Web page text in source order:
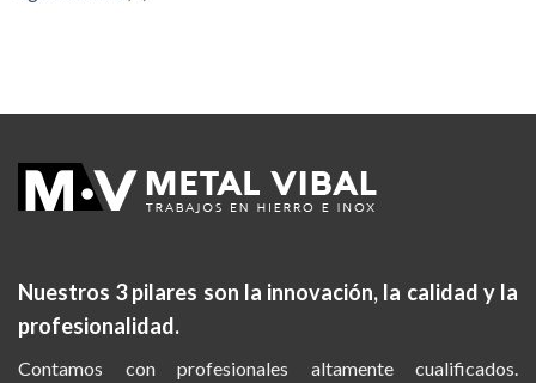
Nuestros 3 pilares son la innovación, la calidad y la
profesionalidad.
Contamos con profesionales altamente cualificados.